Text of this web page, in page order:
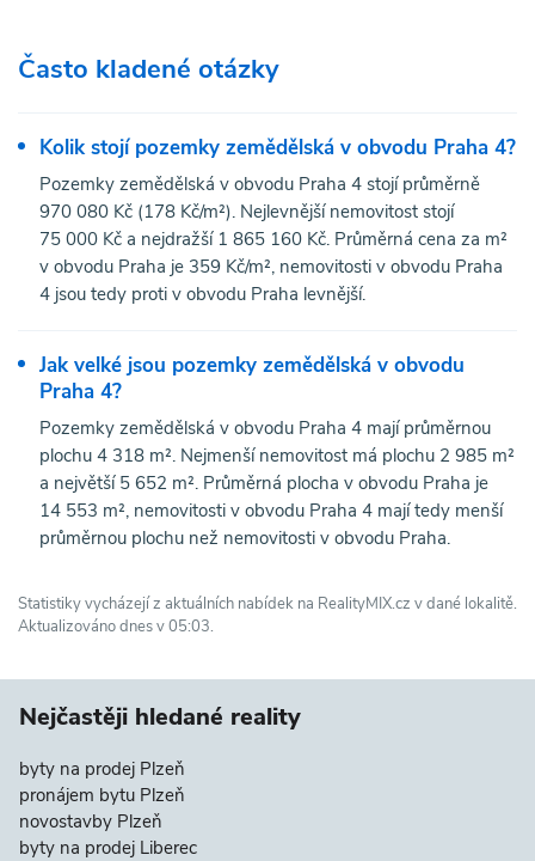
Často kladené otázky
Kolik stojí pozemky zemědělská v obvodu Praha 4?
Pozemky zemědělská v obvodu Praha 4 stojí průměrně
970 080 Kč (178 Kč/m²). Nejlevnější nemovitost stojí
75 000 Kč a nejdražší 1 865 160 Kč. Průměrná cena za m²
v obvodu Praha je 359 Kč/m², nemovitosti v obvodu Praha
4 jsou tedy proti v obvodu Praha levnější.
Jak velké jsou pozemky zemědělská v obvodu
Praha 4?
Pozemky zemědělská v obvodu Praha 4 mají průměrnou
plochu 4 318 m². Nejmenší nemovitost má plochu 2 985 m²
a největší 5 652 m². Průměrná plocha v obvodu Praha je
14 553 m², nemovitosti v obvodu Praha 4 mají tedy menší
průměrnou plochu než nemovitosti v obvodu Praha.
Statistiky vycházejí z aktuálních nabídek na RealityMIX.cz v dané lokalitě.
Aktualizováno dnes v 05:03.
Nejčastěji hledané reality
byty na prodej Plzeň
pronájem bytu Plzeň
novostavby Plzeň
byty na prodej Liberec